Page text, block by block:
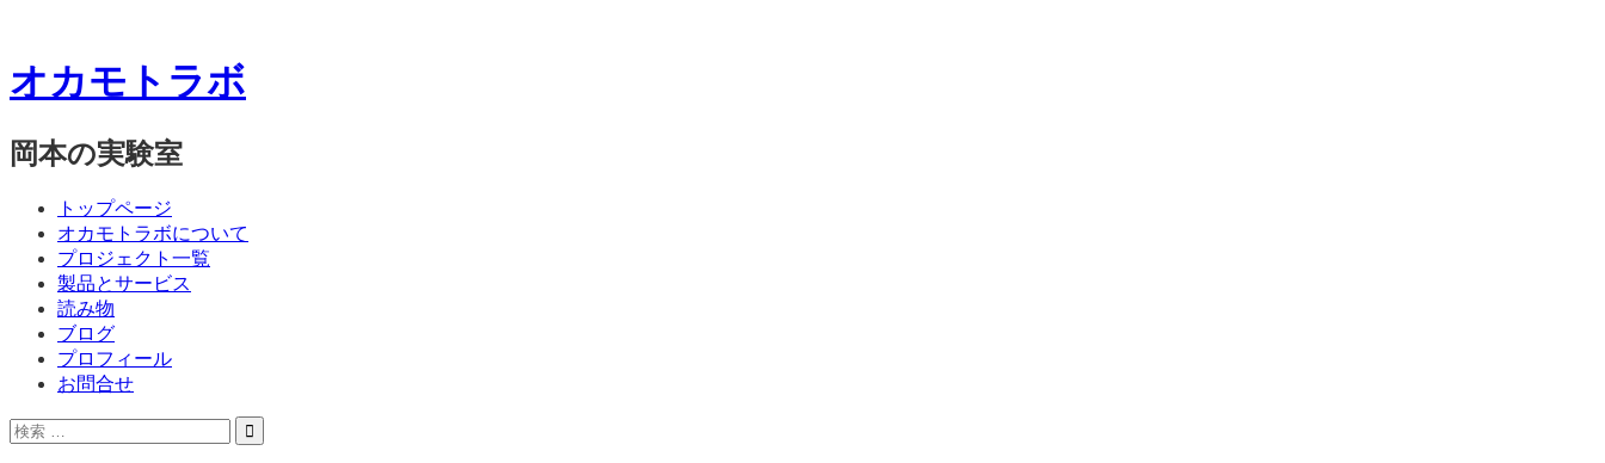
オカモトラボ
岡本の実験室
プ
トップページ
オカモトラボについて
プロジェクト一覧
製品とサービス
読み物
ブログ
プロフィール
お問合せ
サ
検